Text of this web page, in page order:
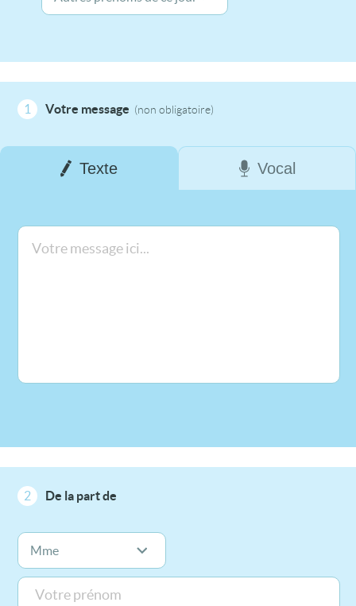
1 Votre message (non obligatoire)
Texte Vocal
2 De la part de